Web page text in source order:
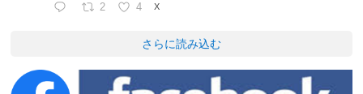
2 4 X
さらに読み込む